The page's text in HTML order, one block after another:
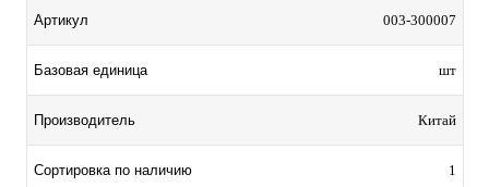
Артикул 003-300007
Базовая единица шт
Производитель Китай
Сортировка по наличию 1